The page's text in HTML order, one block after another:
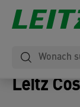
Leitz